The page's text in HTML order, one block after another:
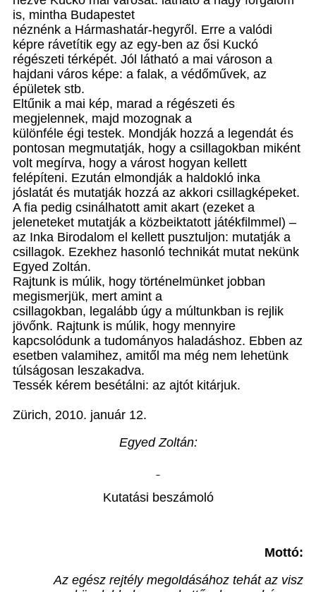
is, mintha Budapestet
néznénk a Hármashatár-hegyről. Erre a valódi
képre rávetítik egy az egy-ben az ősi Kuckó
régészeti térképét. Jól látható a mai városon a
hajdani város képe: a falak, a védőművek, az
épületek stb.
Eltűnik a mai kép, marad a régészeti és
megjelennek, majd mozognak a
különféle égi testek. Mondják hozzá a legendát és
pontosan megmutatják, hogy a csillagokban miként
volt megírva, hogy a várost hogyan kellett
felépíteni. Ezután elmondják a haldokló inka
jóslatát és mutatják hozzá az akkori csillagképeket.
A fia pedig csinálhatott amit akart (ezeket a
jeleneteket mutatják a közbeiktatott játékfilmmel) –
az Inka Birodalom el kellett pusztuljon: mutatják a
csillagok. Ezekhez hasonló technikát mutat nekünk
Egyed Zoltán.
Rajtunk is múlik, hogy történelmünket jobban
megismerjük, mert amint a
csillagokban, legalább úgy a múltunkban is rejlik
jövőnk. Rajtunk is múlik, hogy mennyire
kapcsolódunk a tudományos haladáshoz. Ebben az
esetben valamihez, amitől ma még nem lehetünk
túlságosan leszakadva.
Tessék kérem besétálni: az ajtót kitárjuk.
Zürich, 2010. január 12.
Egyed Zoltán:
Kutatási beszámoló
Mottó:
Az egész rejtély megoldásához tehát az visz